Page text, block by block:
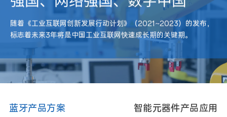
随着《工业互联网创新发展行动计划》（2021~2023）的发布，
标志着未来3年将是中国工业互联网快速成长期的关键期。
蓝牙产品方案 智能元器件产品应用